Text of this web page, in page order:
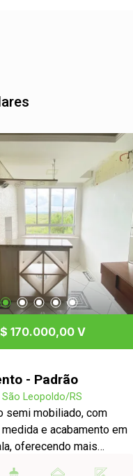
170.000,00 V
- Padrão
São Leopoldo/RS
semi mobiliado, com
e acabamento em
oferecendo mais